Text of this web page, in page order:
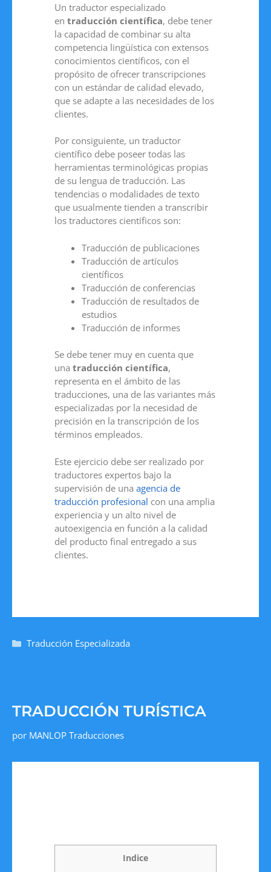
Un traductor especializado
en traducción científica, debe tener
la capacidad de combinar su alta
competencia lingüística con extensos
conocimientos científicos, con el
propósito de ofrecer transcripciones
con un estándar de calidad elevado,
que se adapte a las necesidades de los
clientes.
Por consiguiente, un traductor
científico debe poseer todas las
herramientas terminológicas propias
de su lengua de traducción. Las
tendencias o modalidades de texto
que usualmente tienden a transcribir
los traductores científicos son:
Traducción de publicaciones
Traducción de artículos
científicos
Traducción de conferencias
Traducción de resultados de
estudios
Traducción de informes
Se debe tener muy en cuenta que
una traducción científica,
representa en el ámbito de las
traducciones, una de las variantes más
especializadas por la necesidad de
precisión en la transcripción de los
términos empleados.
Este ejercicio debe ser realizado por
traductores expertos bajo la
supervisión de una agencia de
traducción profesional con una amplia
experiencia y un alto nivel de
autoexigencia en función a la calidad
del producto final entregado a sus
clientes.
Traducción Especializada
TRADUCCIÓN TURÍSTICA
por MANLOP Traducciones
Indice